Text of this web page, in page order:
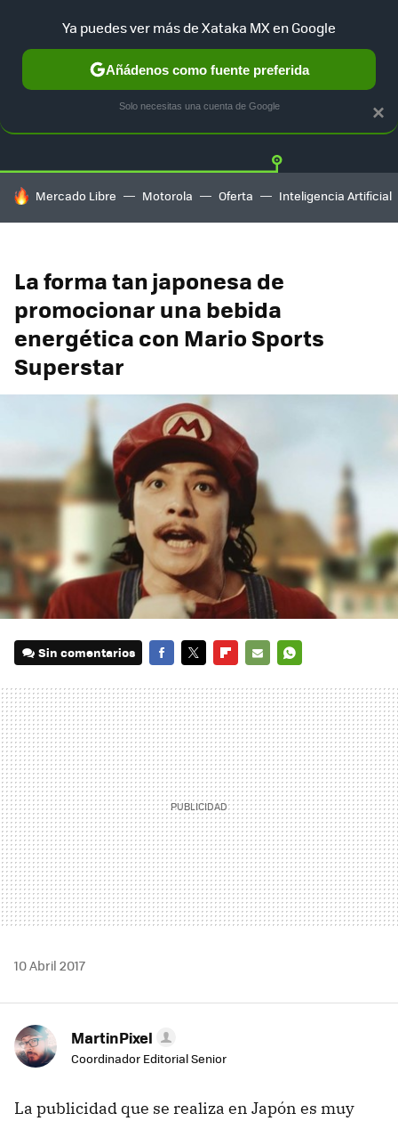
Twitter
HOY SE HABLA DE
Mercado Libre Motorola Oferta Inteligencia Artificial
La forma tan japonesa de
promocionar una bebida
energética con Mario Sports
Superstar
Sin comentarios
MAIL
10 Abril 2017
MartinPixel
Coordinador Editorial Senior
La publicidad que se realiza en Japón es muy
×
Ya puedes ver más de Xataka MX en Google
Añádenos como fuente preferida
Solo necesitas una cuenta de Google